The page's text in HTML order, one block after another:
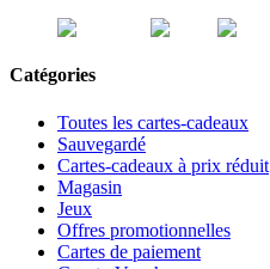
Catégories
Toutes les cartes-cadeaux
Sauvegardé
Cartes-cadeaux à prix réduit
Magasin
Jeux
Offres promotionnelles
Cartes de paiement